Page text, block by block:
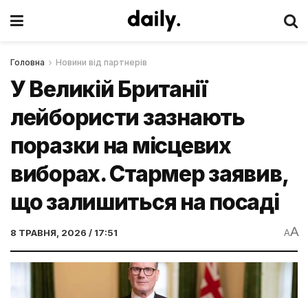
Головна Новини від партнерів
У Великій Британії
лейбористи зазнають
поразки на місцевих
виборах. Стармер заявив,
що залишиться на посаді
8 ТРАВНЯ, 2026 / 17:51 AA